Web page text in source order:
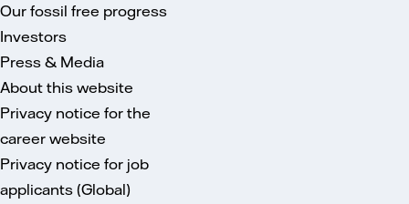
Our fossil free progress
Investors
Press & Media
About this website
Privacy notice for the
career website
Privacy notice for job
applicants (Global)